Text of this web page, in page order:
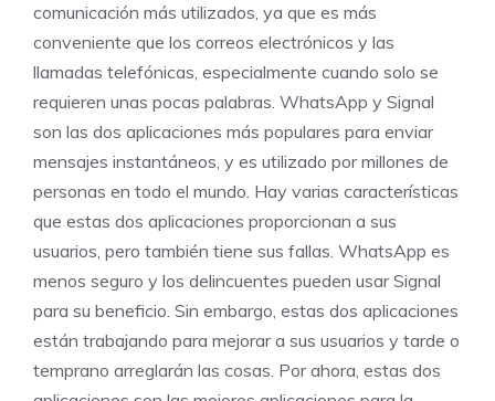
comunicación más utilizados, ya que es más
conveniente que los correos electrónicos y las
llamadas telefónicas, especialmente cuando solo se
requieren unas pocas palabras. WhatsApp y Signal
son las dos aplicaciones más populares para enviar
mensajes instantáneos, y es utilizado por millones de
personas en todo el mundo. Hay varias características
que estas dos aplicaciones proporcionan a sus
usuarios, pero también tiene sus fallas. WhatsApp es
menos seguro y los delincuentes pueden usar Signal
para su beneficio. Sin embargo, estas dos aplicaciones
están trabajando para mejorar a sus usuarios y tarde o
temprano arreglarán las cosas. Por ahora, estas dos